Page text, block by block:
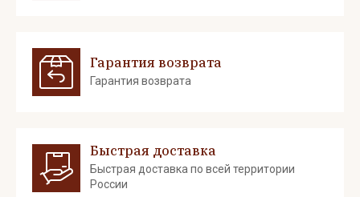
Гарантия возврата
Гарантия возврата
Быстрая доставка
Быстрая доставка по всей территории
России